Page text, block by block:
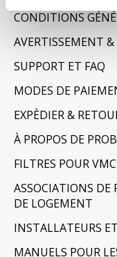
CONDITIONS
AVERTISSEMENT
SUPPORT ET FAQ
MODES DE
EXPÈDIER &
À PROPOS DE
FILTRES POUR
ASSOCIATIONS DE
DE LOGEMENT
INSTALLATEURS
MANUELS POUR